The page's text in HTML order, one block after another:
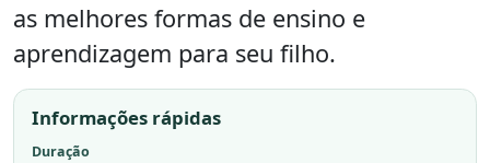
as melhores formas de ensino e
aprendizagem para seu filho.
Informações rápidas
Duração